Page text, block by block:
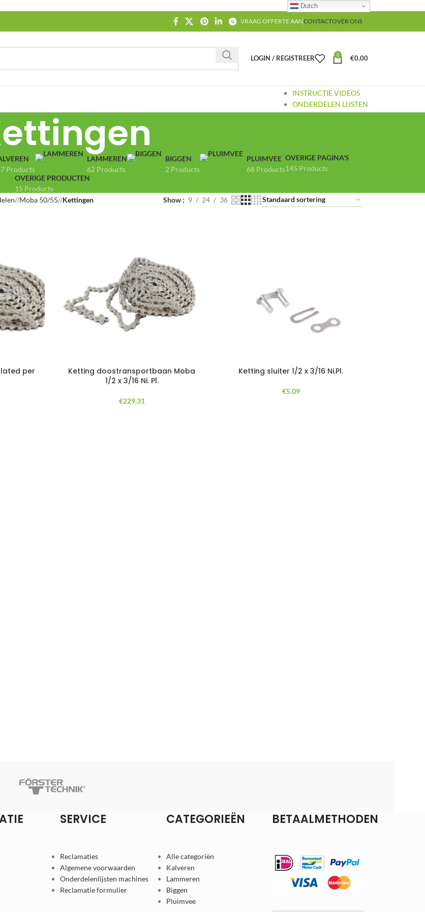
VRAAG OFFERTE AANCONTACTOVER ONS
LOGIN / REGISTREER 0 €0.00
INSTRUCTIE VIDEOS
ONDERDELEN LIJSTEN
Products
LAMMEREN
62 Products
BIGGEN
2 Products
PLUIMVEE
68 Products
OVERIGE PAGINA'S
145 Products
OVERIGE PRODUCTEN
15 Products
/ Moba 50/55/ Kettingen Show 9 24 36
per
Ketting doostransportbaan Moba
1/2 x 3/16 Ni. Pl.
€229.31
Ketting sluiter 1/2 x 3/16 Ni.Pl.
€5.09
SERVICE CATEGORIEËN BETAALMETHODEN
Reclamaties
Algemene voorwaarden
Onderdelenlijsten machines
Reclamatie formulier
Alle categoriën
Kalveren
Lammeren
Biggen
Pluimvee
Dutch